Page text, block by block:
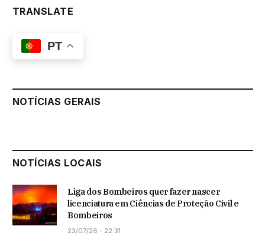
TRANSLATE
PT
NOTÍCIAS GERAIS
NOTÍCIAS LOCAIS
Liga dos Bombeiros quer fazer nascer
licenciatura em Ciências de Proteção Civil e
Bombeiros
23/07/26 - 22:31